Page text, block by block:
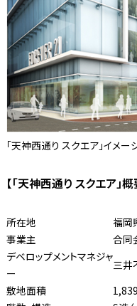
「天神西通り スクエア」イメー
【「天神西通り スクエア」概
所在地
福岡
事業主
合同
デベロップメントマネジャ
ー
三井
敷地面積